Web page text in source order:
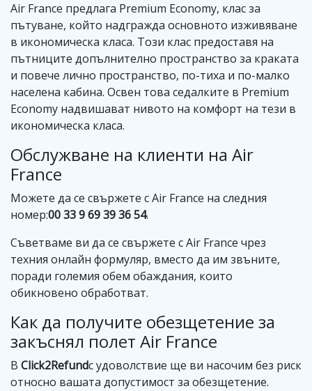
Air France предлага Premium Economy, клас за
пътуване, който надгражда основното изживяване
в икономическа класа. Този клас предоставя на
пътниците допълнително пространство за краката
и повече лично пространство, по-тиха и по-малко
населена кабина. Освен това седалките в Premium
Economy надвишават нивото на комфорт на тези в
икономическа класа.
Обслужване на клиенти на Air
France
Можете да се свържете с Air France на следния
номер:00 33 9 69 39 36 54.
Съветваме ви да се свържете с Air France чрез
техния онлайн формуляр, вместо да им звъните,
поради големия обем обаждания, които
обикновено обработват.
Как да получите обезщетение за
закъснял полет Air France
В Click2Refundс удоволствие ще ви насочим без риск
относно вашата допустимост за обезщетение.